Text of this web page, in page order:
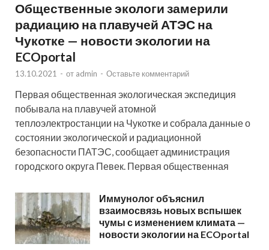
Общественные экологи замерили
радиацию на плавучей АТЭС на
Чукотке — новости экологии на
ECOportal
13.10.2021 - от admin - Оставьте комментарий
Первая общественная экологическая экспедиция
побывала на плавучей атомной
теплоэлектростанции на Чукотке и собрала данные о
состоянии экологической и радиационной
безопасности ПАТЭС, сообщает администрация
городского округа Певек. Первая общественная
Иммунолог объяснил
взаимосвязь новых вспышек
чумы с изменением климата —
новости экологии на ECOportal